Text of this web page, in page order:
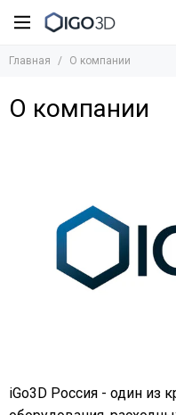
Главная О компании
О компании
iGo3D Россия - один из